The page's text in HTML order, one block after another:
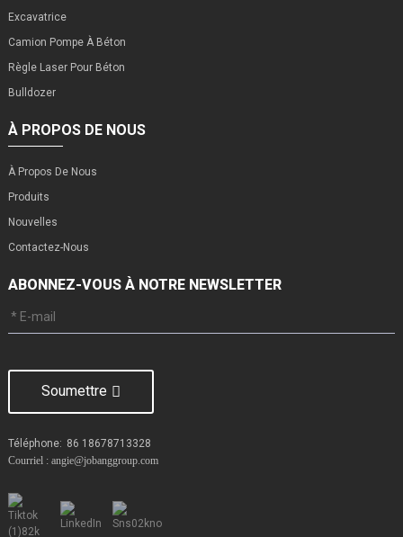
Excavatrice
Camion Pompe À Béton
Règle Laser Pour Béton
Bulldozer
À PROPOS DE NOUS
À Propos De Nous
Produits
Nouvelles
Contactez-Nous
ABONNEZ-VOUS À NOTRE NEWSLETTER
Soumettre
Téléphone: 86 18678713328
Courriel : angie@jobanggroup.com